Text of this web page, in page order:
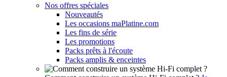
Nos offres spéciales
Nouveautés
Les occasions maPlatine.com
Les fins de série
Les promotions
Packs prêts à l'écoute
Packs amplis & enceintes